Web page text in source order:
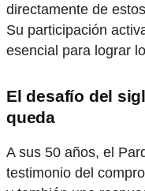
directamente de
Su participación
esencial para lograr
El desafío del
queda
A sus 50 años, el
testimonio del